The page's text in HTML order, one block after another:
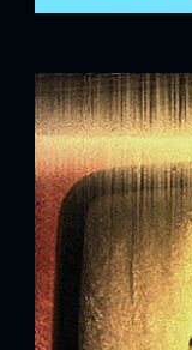
s
t
y